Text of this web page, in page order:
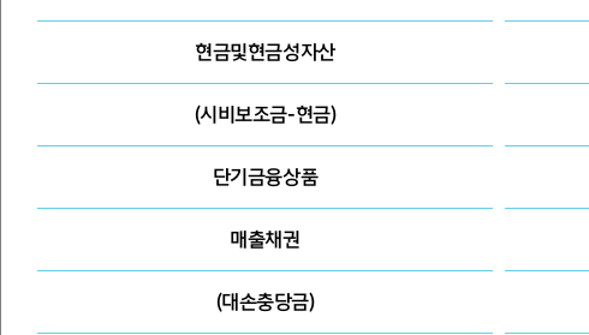
현금및현금성자산
(시비보조금-현금)
단기금융상품
매출채권
(대손충당금)